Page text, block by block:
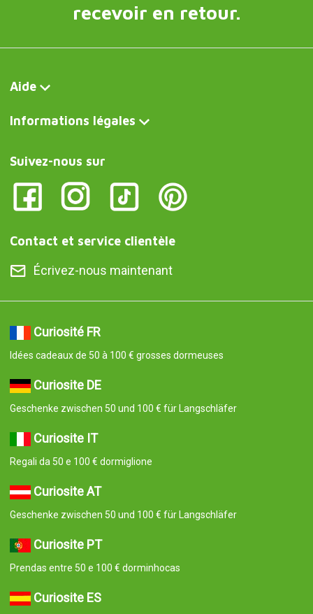
recevoir en retour.
Aide
Informations légales
Suivez-nous sur
Contact et service clientèle
Écrivez-nous maintenant
Curiosité FR
Idées cadeaux de 50 à 100 € grosses dormeuses
Curiosite DE
Geschenke zwischen 50 und 100 € für Langschläfer
Curiosite IT
Regali da 50 e 100 € dormiglione
Curiosite AT
Geschenke zwischen 50 und 100 € für Langschläfer
Curiosite PT
Prendas entre 50 e 100 € dorminhocas
Curiosite ES